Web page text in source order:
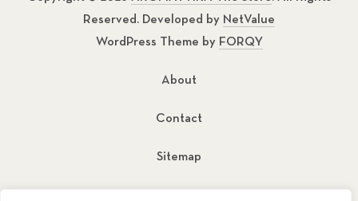
Reserved. Developed by NetValue
WordPress Theme by FORQY
About
Contact
Sitemap